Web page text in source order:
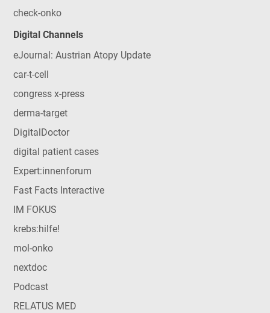
check-onko
Digital Channels
eJournal: Austrian Atopy Update
car-t-cell
congress x-press
derma-target
DigitalDoctor
digital patient cases
Expert:innenforum
Fast Facts Interactive
IM FOKUS
krebs:hilfe!
mol-onko
nextdoc
Podcast
RELATUS MED